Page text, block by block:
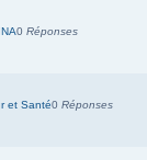
0 Réponses
et Santé0 Réponses